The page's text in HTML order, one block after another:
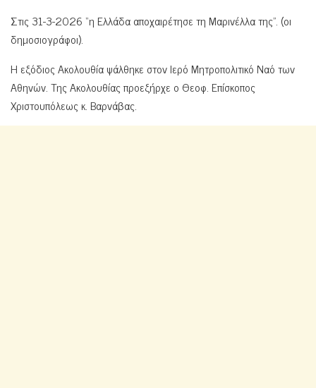
Στις 31-3-2026 “η Ελλάδα αποχαιρέτησε τη Μαρινέλλα της”. (οι
δημοσιογράφοι).
Η εξόδιος Ακολουθία ψάλθηκε στον Ιερό Μητροπολιτικό Ναό των
Αθηνών. Της Ακολουθίας προεξήρχε ο Θεοφ. Επίσκοπος
Χριστουπόλεως κ. Βαρνάβας.